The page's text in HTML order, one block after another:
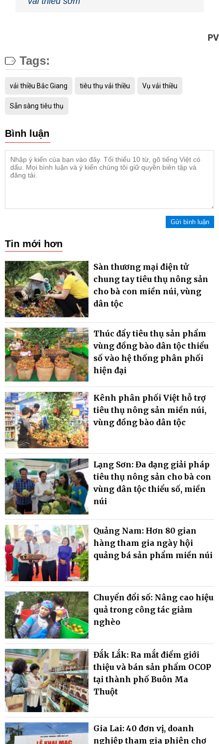
PV
Tags:
vải thiều Bắc Giang tiêu thụ vải thiều Vụ vải thiều
Sẵn sàng tiêu thụ
Bình luận
Gửi bình luận
Tin mới hơn
Sàn thương mại điện tử
chung tay tiêu thụ nông sản
cho bà con miền núi, vùng
dân tộc
Thúc đẩy tiêu thụ sản phẩm
vùng đồng bào dân tộc thiểu
số vào hệ thống phân phối
hiện đại
Kênh phân phối Việt hỗ trợ
tiêu thụ nông sản miền núi,
vùng đồng bào dân tộc
Lạng Sơn: Đa dạng giải pháp
tiêu thụ nông sản cho bà con
vùng dân tộc thiểu số, miền
núi
Quảng Nam: Hơn 80 gian
hàng tham gia ngày hội
quảng bá sản phẩm miền núi
Chuyển đổi số: Nâng cao hiệu
quả trong công tác giảm
nghèo
Đắk Lắk: Ra mắt điểm giới
thiệu và bán sản phẩm OCOP
tại thành phố Buôn Ma
Thuột
Gia Lai: 40 đơn vị, doanh
nghiệp tham gia phiên chợ